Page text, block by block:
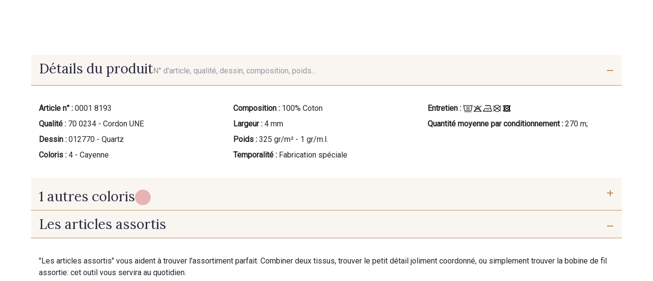
Détails du produitN° d'article, qualité, dessin, composition, poids...
Article n° : 0001 8193
Qualité : 70 0234 - Cordon UNE
Dessin : 012770 - Quartz
Coloris : 4 - Cayenne
Composition : 100% Coton
Largeur : 4 mm
Poids : 325 gr/m² - 1 gr/m.l.
Temporalité : Fabrication spéciale
Entretien :
Quantité moyenne par conditionnement : 270 m;
1 autres coloris
2 - Ballet
Les articles assortis
"Les articles assortis" vous aident à trouver l'assortiment parfait. Combiner deux tissus, trouver le petit détail joliment coordonné, ou simplement trouver la bobine de fil
assortie: cet outil vous servira au quotidien.